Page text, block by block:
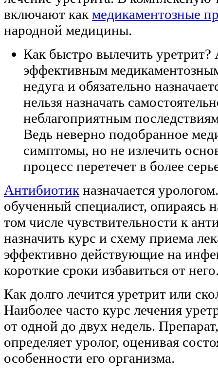
включают как медикаментозные
народной медицины.
Как быстро вылечить уретрит?
эффективным
недуга и обязательно
нельзя назначать
неблагоприятным
Ведь неверно подобранное
симптомы, но не излечить
процесс перетечет в более
Антибиотик назначается
обученный специалист, опираясь
том числе чувствительности к
назначить курс и схему приема
эффективно действующие на
короткие сроки избавиться от
Как долго лечится уретрит или
Наиболее часто курс лечения
от одной до двух недель.
определяет уролог, оценивая
особенности его организма.